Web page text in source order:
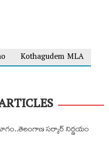
Kothagudem MLA
సర్కార్ నిర్ణయం